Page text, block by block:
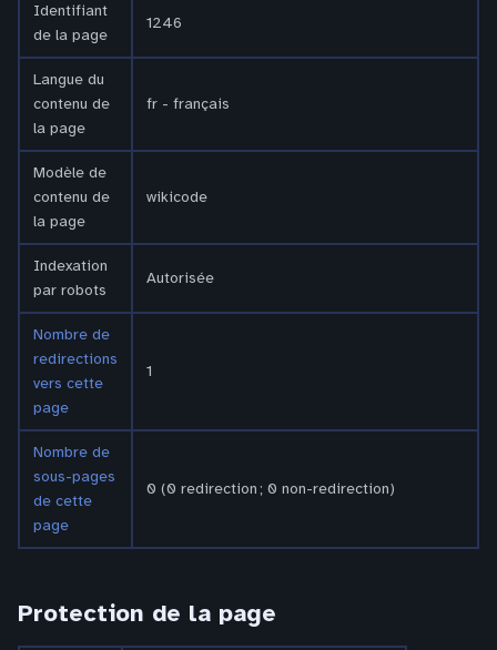
Identifiant
de la page
1246
Langue du
contenu de
la page
fr - français
Modèle de
contenu de
la page
wikicode
Indexation
par robots
Autorisée
Nombre de
redirections
vers cette
page
1
Nombre de
sous-pages
de cette
page
0 (0 redirection ; 0 non-redirection)
Protection de la page